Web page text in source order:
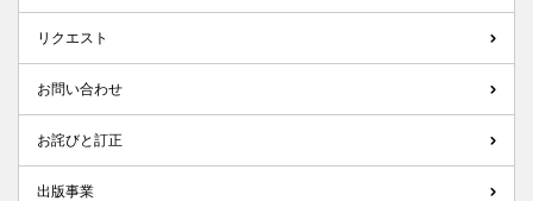
リクエスト
お問い合わせ
お詫びと訂正
出版事業